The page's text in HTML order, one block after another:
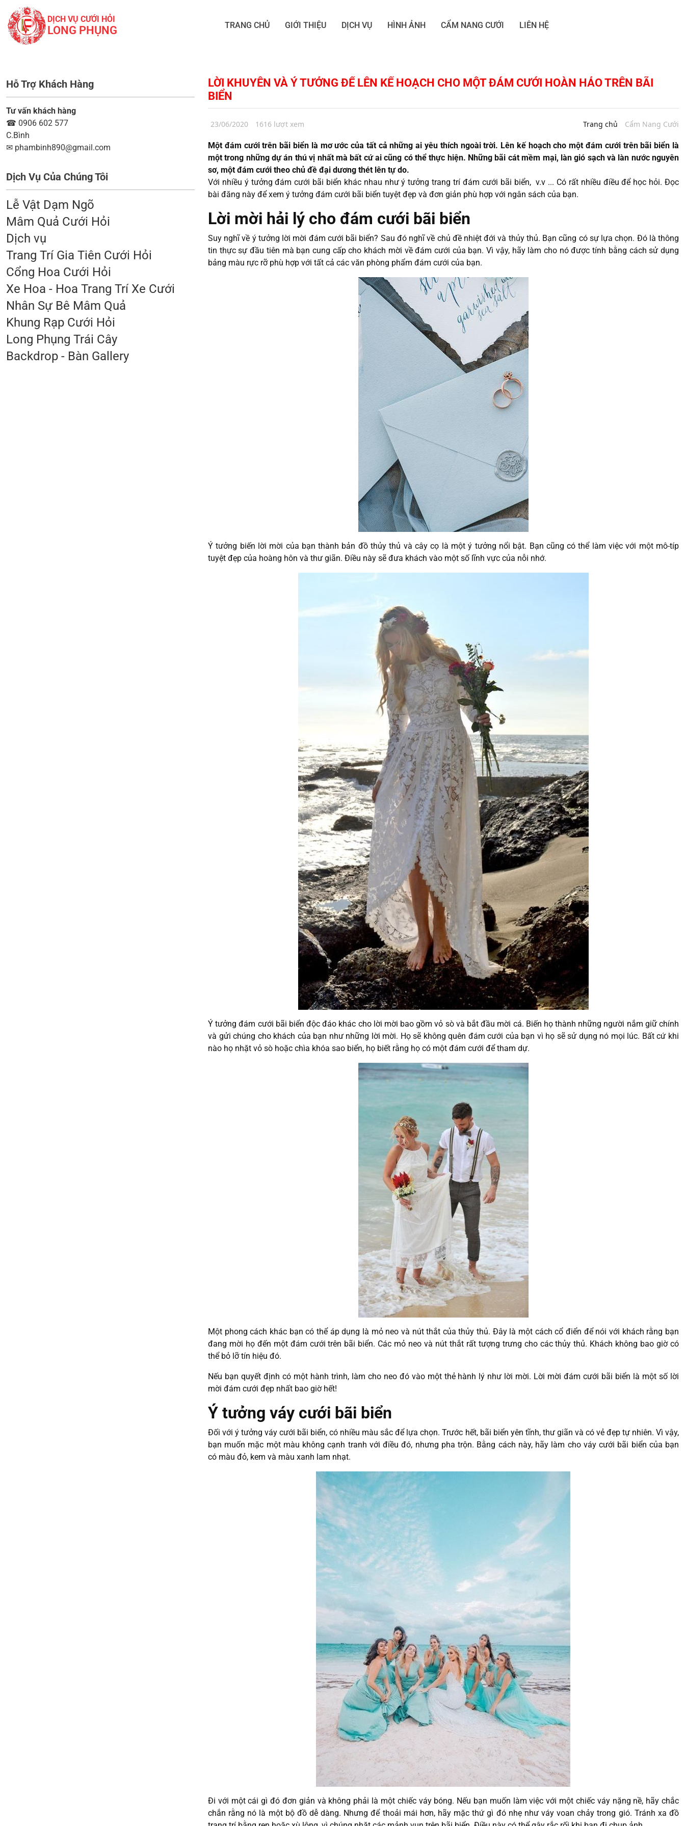
DỊCH VỤ CƯỚI HỎI
LONG PHỤNG TRANG CHỦ GIỚI THIỆU DỊCH VỤ HÌNH ẢNH CẨM NANG CƯỚI LIÊN HỆ
Hỗ Trợ Khách Hàng
Tư vấn khách hàng
☎ 0906 602 577
C.Bình
✉ phambinh890@gmail.com
Dịch Vụ Của Chúng Tôi
Lễ Vật Dạm Ngõ
Mâm Quả Cưới Hỏi
Dịch vụ
Trang Trí Gia Tiên Cưới Hỏi
Cổng Hoa Cưới Hỏi
Xe Hoa - Hoa Trang Trí Xe Cưới
Nhân Sự Bê Mâm Quả
Khung Rạp Cưới Hỏi
Long Phụng Trái Cây
Backdrop - Bàn Gallery
LỜI KHUYÊN VÀ Ý TƯỞNG ĐỂ LÊN KẾ HOẠCH CHO MỘT ĐÁM CƯỚI HOÀN HẢO TRÊN BÃI
BIỂN
23/06/2020 1616 lượt xem Trang chủ Cẩm Nang Cưới
Một đám cưới trên bãi biển là mơ ước của tất cả những ai yêu thích ngoài trời. Lên kế hoạch cho một đám cưới trên bãi biển là
một trong những dự án thú vị nhất mà bất cứ ai cũng có thể thực hiện. Những bãi cát mềm mại, làn gió sạch và làn nước nguyên
sơ, một đám cưới theo chủ đề đại dương thét lên tự do.
Với nhiều ý tưởng đám cưới bãi biển khác nhau như ý tưởng trang trí đám cưới bãi biển, v.v ... Có rất nhiều điều để học hỏi. Đọc
bài đăng này để xem ý tưởng đám cưới bãi biển tuyệt đẹp và đơn giản phù hợp với ngân sách của bạn.
Lời mời hải lý cho đám cưới bãi biển
Suy nghĩ về ý tưởng lời mời đám cưới bãi biển? Sau đó nghĩ về chủ đề nhiệt đới và thủy thủ. Bạn cũng có sự lựa chọn. Đó là thông
tin thực sự đầu tiên mà bạn cung cấp cho khách mời về đám cưới của bạn. Vì vậy, hãy làm cho nó được tính bằng cách sử dụng
bảng màu rực rỡ phù hợp với tất cả các văn phòng phẩm đám cưới của bạn.
Ý tưởng biến lời mời của bạn thành bản đồ thủy thủ và cây cọ là một ý tưởng nổi bật. Bạn cũng có thể làm việc với một mô-típ
tuyệt đẹp của hoàng hôn và thư giãn. Điều này sẽ đưa khách vào một số lĩnh vực của nỗi nhớ.
Ý tưởng đám cưới bãi biển độc đáo khác cho lời mời bao gồm vỏ sò và bắt đầu mời cá. Biến họ thành những người nắm giữ chính
và gửi chúng cho khách của bạn như những lời mời. Họ sẽ không quên đám cưới của bạn vì họ sẽ sử dụng nó mọi lúc. Bất cứ khi
nào họ nhặt vỏ sò hoặc chìa khóa sao biển, họ biết rằng họ có một đám cưới để tham dự.
Một phong cách khác bạn có thể áp dụng là mỏ neo và nút thắt của thủy thủ. Đây là một cách cổ điển để nói với khách rằng bạn
đang mời họ đến một đám cưới trên bãi biển. Các mỏ neo và nút thắt rất tượng trưng cho các thủy thủ. Khách không bao giờ có
thể bỏ lỡ tín hiệu đó.
Nếu bạn quyết định có một hành trình, làm cho neo đó vào một thẻ hành lý như lời mời. Lời mời đám cưới bãi biển là một số lời
mời đám cưới đẹp nhất bao giờ hết!
Ý tưởng váy cưới bãi biển
Đối với ý tưởng váy cưới bãi biển, có nhiều màu sắc để lựa chọn. Trước hết, bãi biển yên tĩnh, thư giãn và có vẻ đẹp tự nhiên. Vì vậy,
bạn muốn mặc một màu không cạnh tranh với điều đó, nhưng pha trộn. Bằng cách này, hãy làm cho váy cưới bãi biển của bạn
có màu đỏ, kem và màu xanh lam nhạt.
Đi với một cái gì đó đơn giản và không phải là một chiếc váy bóng. Nếu bạn muốn làm việc với một chiếc váy nặng nề, hãy chắc
chắn rằng nó là một bộ đồ dễ dàng. Nhưng để thoải mái hơn, hãy mặc thứ gì đó nhẹ như váy voan chảy trong gió. Tránh xa đồ